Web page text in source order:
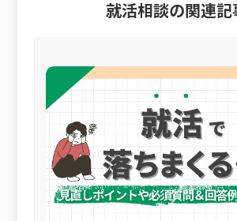
就活相談の関連記